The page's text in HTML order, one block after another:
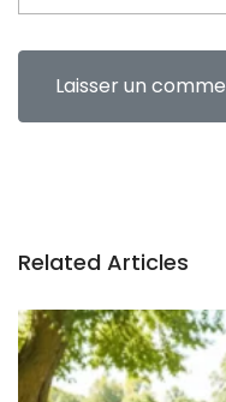
Related Articles